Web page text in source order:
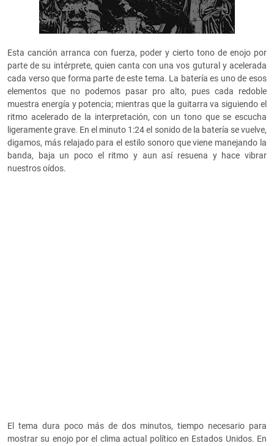
Esta canción arranca con fuerza, poder y cierto tono de enojo por
parte de su intérprete, quien canta con una vos gutural y acelerada
cada verso que forma parte de este tema. La batería es uno de esos
elementos que no podemos pasar pro alto, pues cada redoble
muestra energía y potencia; mientras que la guitarra va siguiendo el
ritmo acelerado de la interpretación, con un tono que se escucha
ligeramente grave. En el minuto 1:24 el sonido de la batería se vuelve,
digamos, más relajado para el estilo sonoro que viene manejando la
banda, baja un poco el ritmo y aun así resuena y hace vibrar
nuestros oídos.
El tema dura poco más de dos minutos, tiempo necesario para
mostrar su enojo por el clima actual político en Estados Unidos. En